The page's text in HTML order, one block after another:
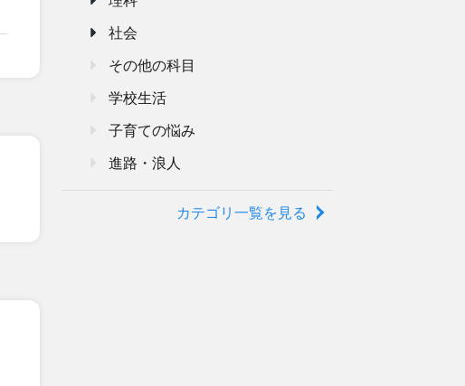
社会
その他の科目
学校生活
子育ての悩み
進路・浪人
カテゴリ一覧を見る